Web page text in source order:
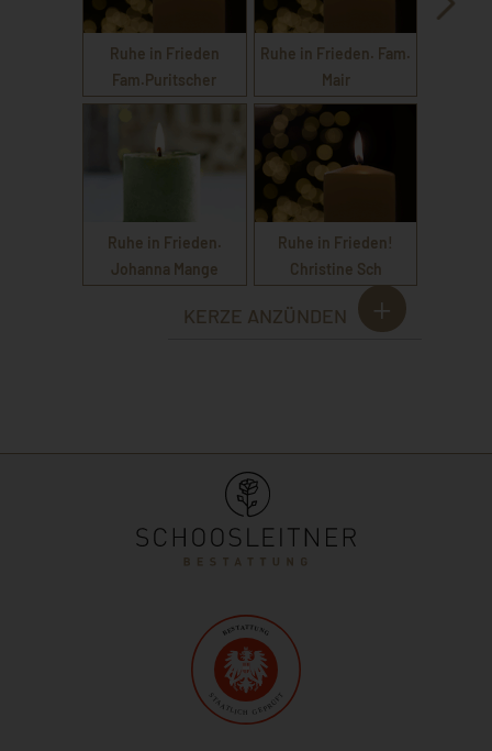
Ruhe in Frieden
Fam.Puritscher
Ruhe in Frieden. Fam.
Mair
Ruhe in Frieden.
Johanna Mange
Ruhe in Frieden!
Christine Sch
KERZE ANZÜNDEN